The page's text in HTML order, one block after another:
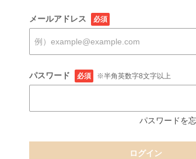
メールアドレス 必須
パスワード 必須 ※半角英数字8文字以上
パスワードを
ログイン